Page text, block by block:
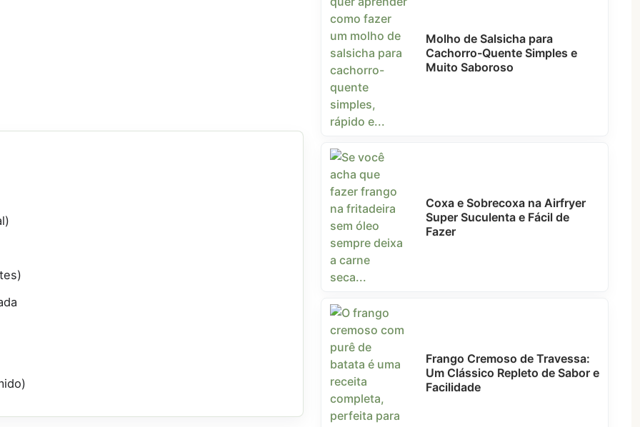
Molho de Salsicha para
Cachorro-Quente Simples e
Muito Saboroso
Coxa e Sobrecoxa na Airfryer
Super Suculenta e Fácil de
Fazer
Frango Cremoso de Travessa:
Um Clássico Repleto de Sabor e
Facilidade